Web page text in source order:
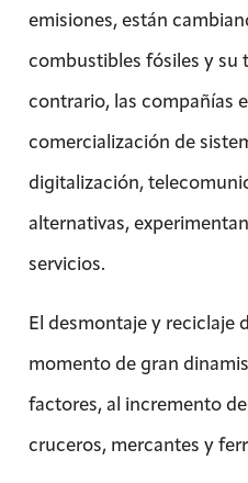
emisiones, están
combustibles fósiles y su
contrario, las compañías
comercialización de
digitalización,
alternativas,
servicios.
El desmontaje y reciclaje
momento de gran
factores, al incremento
cruceros, mercantes y